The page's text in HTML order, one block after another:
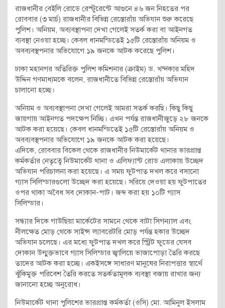
রাজধানীর বেইলি রোডে রেস্টুরেন্টে আগুনে ৪৬ জন নিহতের পর
রোববার (৩ মার্চ) রাজধানীর বিভিন্ন রেস্তোরাঁয় অভিযান শুরু করেছে
পুলিশ। অনিয়ম, অব্যবস্থাপনা দেখা গেলেই সতর্ক করা বা আইনগত
ব্যবস্থা নেওয়া হচ্ছে। কেবল ধানমন্ডিতেই ১৫টি রেস্তোরাঁয় অনিয়ম ও
অবব্যবস্থপনার অভিযোগে ১৯ জনকে আটক করেছে পুলিশ।
ঢাকা মহানগর অতিরিক্ত পুলিশ কমিশনার (ক্রাইম) ড. খন্দকার মহিদ
উদ্দিন গণমাধ্যমকে বলেন, রাজধানীতে বিভিন্ন রেস্তোরাঁয় অভিযান
চালানো হচ্ছে।
অনিয়ম ও অব্যবস্থাপনা দেখা গেলেই আমরা সতর্ক করছি। কিছু কিছু
জায়গায় আইনগত পদক্ষেপ নিচ্ছি। এখন পর্যন্ত রাজধানীজুড়ে ২৮ জনকে
আটক করা হয়েছে। কেবল ধানমন্ডিতেই ১৫টি রেস্তোরাঁয় অনিয়ম ও
অবব্যবস্থপনার অভিযোগে ১৯ জনকে আটক করা হয়েছে।
এদিকে, রোববার বিকেল থেকে রাজধানীর নিউমার্কেট থানার ভারপ্রাপ্ত
কর্মকর্তার নেতৃত্বে নিউমার্কেট থানা ও এলিফ্যান্ট রোড এলাকায় উচ্ছেদ
অভিযান পরিচালনা করা হয়েছে। এ সময় ফুটপাত দখল করে বসানো
গ্যাস সিলিন্ডারগুলো উচ্ছেদ করা হয়েছে। সরিয়ে দেওয়া হয় ফুটপাতের
ওপর থাকা অবৈধ সব দোকান-পাট। জব্দ করা হয় ১০টি গ্যাস
সিলিন্ডার।
সন্ধ্যার দিকে গাউছিয়া মার্কেটের সামনে থেকে বাটা সিগন্যাল এবং
নীলক্ষেত মোড় থেকে সাইন্স ল্যাবরেটরি মোড় পর্যন্ত হকার উচ্ছেদ
অভিযান চলেছে। এর মধ্যে ফুটপাত দখল করে স্ট্রিট ফুডের যেসব
দোকান উন্মুক্তভাবে গ্যাস সিলিন্ডার জ্বালিয়ে ভাজাপোড়া তৈরি করছে
তাদের আটক করা হচ্ছে। একইসঙ্গে সাধারণ মানুষের নিরাপত্তার স্বার্থে
ঝুঁকিমুক্ত পরিবেশ তৈরি করতে সতর্কতামূলক ব্যবস্থা বজায় রাখার জন্য
জানানো হচ্ছে অনুরোধ।
নিউমার্কেট থানা পুলিশের ভারপ্রাপ্ত কর্মকর্তা (ওসি) মো. আমিনুল ইসলাম